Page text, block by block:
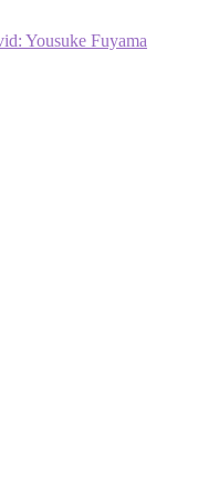
Yousuke Fuyama